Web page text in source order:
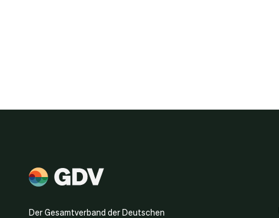
Der Gesamtverband der Deutschen